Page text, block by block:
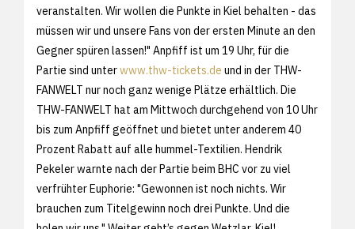
veranstalten. Wir wollen die Punkte in Kiel behalten - das
müssen wir und unsere Fans von der ersten Minute an den
Gegner spüren lassen!" Anpfiff ist um 19 Uhr, für die
Partie sind unterwww.thw-tickets.de und in der THW-
FANWELT nur noch ganz wenige Plätze erhältlich. Die
THW-FANWELT hat am Mittwoch durchgehend von 10 Uhr
bis zum Anpfiff geöffnet und bietet unter anderem 40
Prozent Rabatt auf alle hummel-Textilien. Hendrik
Pekeler warnte nach der Partie beim BHC vor zu viel
verfrühter Euphorie: "Gewonnen ist noch nichts. Wir
brauchen zum Titelgewinn noch drei Punkte. Und die